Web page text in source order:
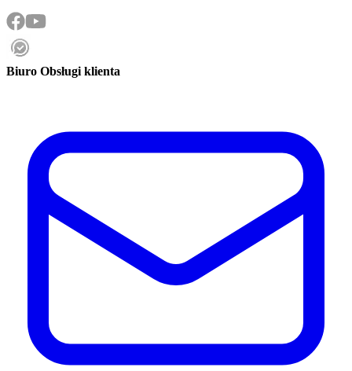
Biuro Obsługi klienta